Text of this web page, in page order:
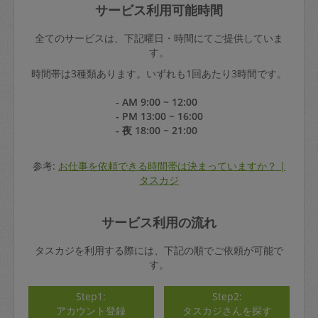
サービス利用可能時間
全てのサービスは、下記曜日・時間にてご提供していま
す。
時間帯は3種類あります。いずれも1回あたり3時間です。
- AM 9:00 ~ 12:00
- PM 13:00 ~ 16:00
- 夜 18:00 ~ 21:00
参考: お仕事を依頼できる時間帯は決まっていますか？ |
タスカジ
サービス利用の流れ
タスカジを利用する際には、下記の順でご依頼が可能で
す。
Step1:
アカウント登録
Step2:
タスカジさんを探す